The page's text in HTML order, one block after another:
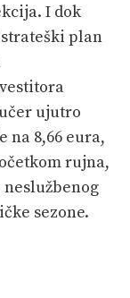
I dok
plan
ujutro
na 8,66 eura,
rujna,
sezone.